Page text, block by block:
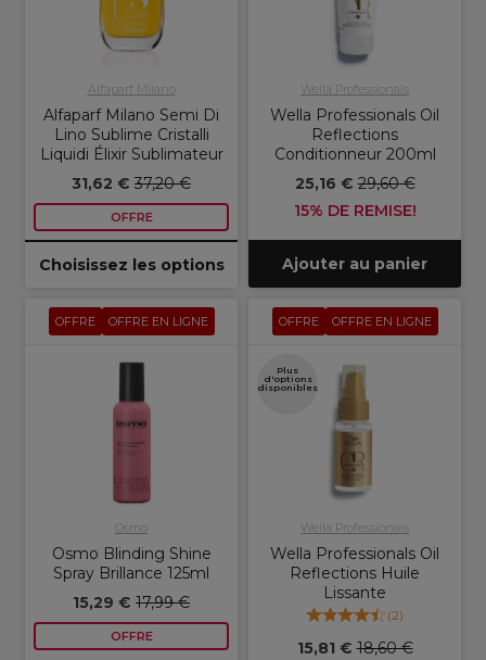
Alfaparf Milano
Alfaparf Milano Semi Di
Lino Sublime Cristalli
Liquidi Élixir Sublimateur
31,62 € 37,20 €
OFFRE
Choisissez les options
Wella Professionals
Wella Professionals Oil
Reflections
Conditionneur 200ml
25,16 €29,60 €
15% DE REMISE!
Ajouter au panier
OFFRE OFFRE EN LIGNE
Osmo
Osmo Blinding Shine
Spray Brillance 125ml
15,29 € 17,99 €
OFFRE
OFFRE OFFRE EN LIGNE
Plus
d'options
disponibles
Wella Professionals
Wella Professionals Oil
Reflections Huile
Lissante
(2)
15,81 €18,60 €